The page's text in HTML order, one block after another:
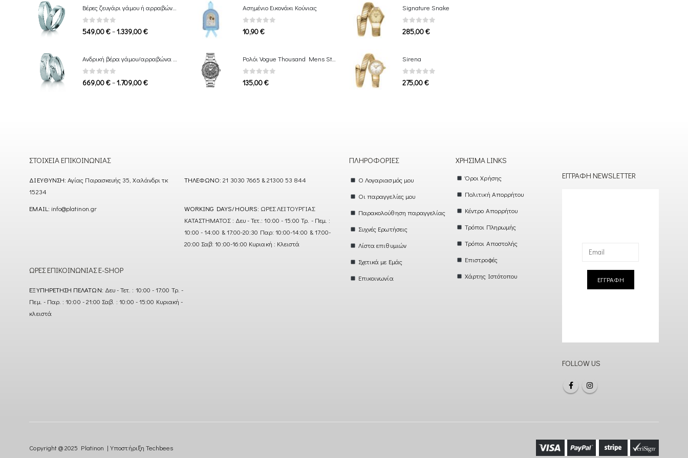
through
0 out of 5
549,00€ – 1.339,00€Price
through
0 out of 5
669,00€ – 1.709,00€Price
Ασημένιο Εικονάκι Κούνιας
0out of 5
10,90€
Ρολόι Vogue Thousand Mens Stainless Bracelet
0out of 5
135,00€
Signature Snake
0out of 5
285,00€
Sirena
0out of 5
275,00€
ΣΤΟΙΧΕΊΑ ΕΠΙΚΟΙΝΩΝΊΑΣ
ΔΙΕΎΘΥΝΣΗ: Αγίας Παρασκευής 35, Χαλάνδρι τκ
15234
ΤΗΛΈΦΩΝΟ: 21 3030 7665 & 21300 53 844
EMAIL: info@platinon.gr WORKING DAYS/HOURS: ΩΡΕΣ ΛΕΙΤΟΥΡΓΙΑΣ
ΚΑΤΑΣΤΗΜΑΤΟΣ : Δευ - Τετ.: 10:00 - 15:00 Τρ. - Πεμ. :
10:00 - 14:00 & 17:00-20:30 Παρ: 10:00-14:00 & 17:00-
20:00 Σαβ: 10:00-16:00 Κυριακή : Κλειστά
ΏΡΕΣ ΕΠΙΚΟΙΝΩΝΊΑΣ E-SHOP
ΕΞΥΠΗΡΈΤΗΣΗ ΠΕΛΑΤΏΝ: Δευ - Τετ. : 10:00 - 17:00 Τρ. -
Πεμ. - Παρ. : 10:00 - 21:00 Σαβ. : 10:00 - 15:00 Κυριακή -
κλειστά
ΠΛΗΡΟΦΟΡΊΕΣ
Ο Λογαριασμός μου
Οι παραγγελίες μου
Παρακολούθηση παραγγελίας
Συχνές Ερωτήσεις
Λίστα επιθυμιών
Σχετικά με Εμάς
Επικοινωνία
ΧΡΉΣΙΜΑ LINKS
Όροι Χρήσης
Πολιτική Απορρήτου
Κέντρο Απορρήτου
Τρόποι Πληρωμής
Τρόποι Αποστολής
Επιστροφές
Χάρτης Ιστότοπου
ΕΓΓΡΑΦΉ NEWSLETTER
ΕΓΓΡΑΦΗ
FOLLOW US
Copyright @ 2025 Platinon | Υποστήριξη Techbees